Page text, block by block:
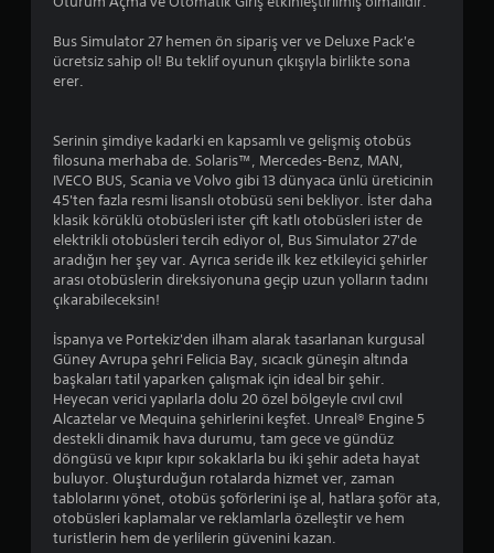
a
n
a
i
r
Ç
u
b
u
k
H
s
s
a
s
i
y
e
t
i
(
Bus Simulator 27 hemen ön sipariş ver ve Deluxe Pack'e
ücretsiz sahip ol! Bu teklif oyunun çıkışıyla birlikte sona
erer.
Serinin şimdiye kadarki en kapsamlı ve gelişmiş otobüs
filosuna merhaba de. Solaris™, Mercedes-Benz, MAN,
IVECO BUS, Scania ve Volvo gibi 13 dünyaca ünlü üreticinin
45'ten fazla resmi lisanslı otobüsü seni bekliyor. İster daha
klasik körüklü otobüsleri ister çift katlı otobüsleri ister de
elektrikli otobüsleri tercih ediyor ol, Bus Simulator 27'de
aradığın her şey var. Ayrıca seride ilk kez etkileyici şehirler
arası otobüslerin direksiyonuna geçip uzun yolların tadını
çıkarabileceksin!
İspanya ve Portekiz'den ilham alarak tasarlanan kurgusal
Güney Avrupa şehri Felicia Bay, sıcacık güneşin altında
başkaları tatil yaparken çalışmak için ideal bir şehir.
Heyecan verici yapılarla dolu 20 özel bölgeyle cıvıl cıvıl
Alcaztelar ve Mequina şehirlerini keşfet. Unreal® Engine 5
destekli dinamik hava durumu, tam gece ve gündüz
döngüsü ve kıpır kıpır sokaklarla bu iki şehir adeta hayat
buluyor. Oluşturduğun rotalarda hizmet ver, zaman
tablolarını yönet, otobüs şoförlerini işe al, hatlara şoför ata,
otobüsleri kaplamalar ve reklamlarla özelleştir ve hem
turistlerin hem de yerlilerin güvenini kazan.